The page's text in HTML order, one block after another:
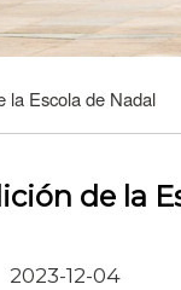
la Escola de Nadal
de la
2023-12-04